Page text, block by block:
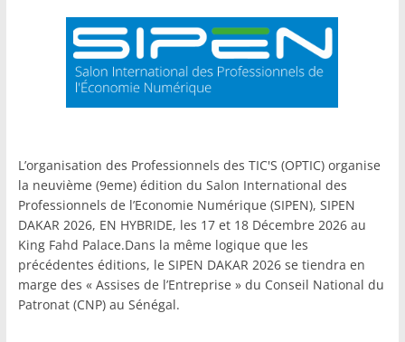
L’organisation des Professionnels des TIC'S (OPTIC) organise
la neuvième (9eme) édition du Salon International des
Professionnels de l’Economie Numérique (SIPEN), SIPEN
DAKAR 2026, EN HYBRIDE, les 17 et 18 Décembre 2026 au
King Fahd Palace.Dans la même logique que les
précédentes éditions, le SIPEN DAKAR 2026 se tiendra en
marge des « Assises de l’Entreprise » du Conseil National du
Patronat (CNP) au Sénégal.